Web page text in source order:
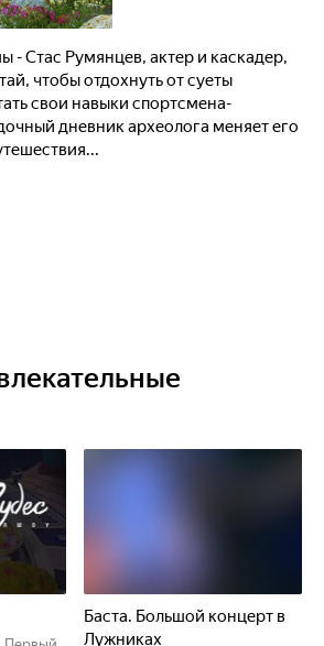
- Стас Румянцев, актер и каскадер,
чтобы отдохнуть от суеты
свои навыки спортсмена-
дневник археолога меняет его
Баста. Большой концерт в
Лужниках